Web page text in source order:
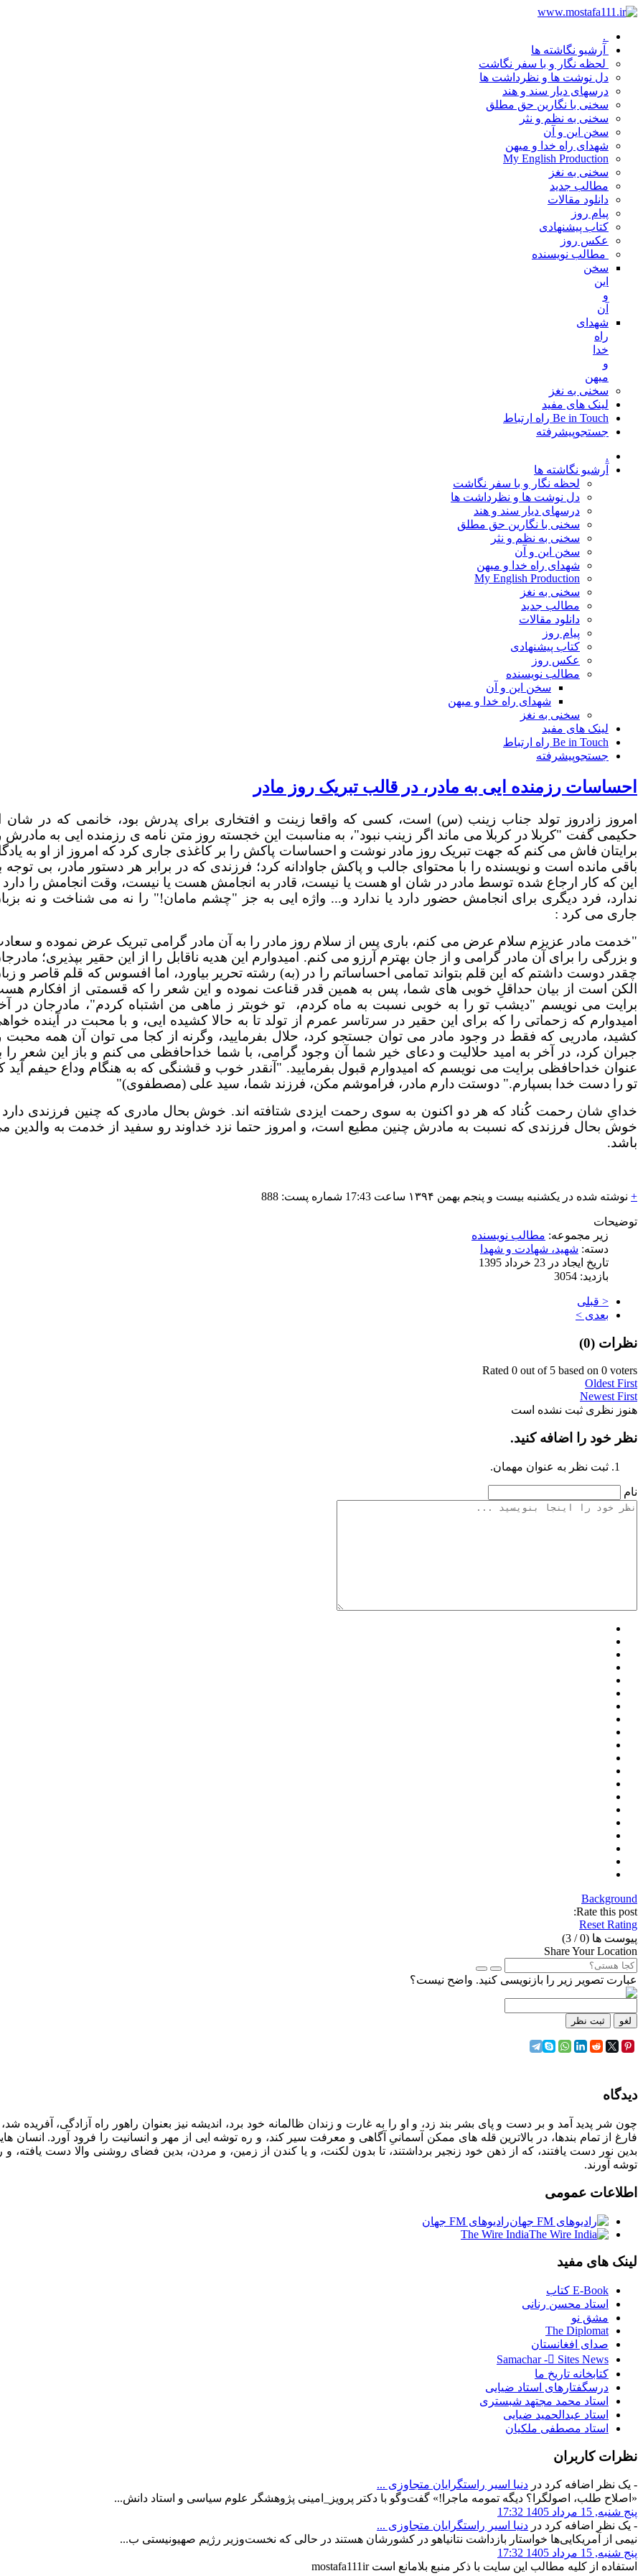
.
آرشیو نگاشته ها
لحظه نگار و با سفر نگاشت
دل نوشت ها و نظرداشت ها
درسهای دیار سند و هند
سخنی با نگارین حق مطلق
سخنی به نظم و نثر
سخن این و آن
شهدای راه خدا و میهن
My English Production
سخنی به نغز
مطالب جدید
دانلود مقالات
پیام روز
کتاب پیشنهادی
عکس روز
مطالب نویسنده
سخن
این
و
آن
شهدای
راه
خدا
و
میهن
سخنی به نغز
لینک های مفید
Be in Touch راه ارتباط
جستجوپیشرفته
.
آرشیو نگاشته ها
لحظه نگار و با سفر نگاشت
دل نوشت ها و نظرداشت ها
درسهای دیار سند و هند
سخنی با نگارین حق مطلق
سخنی به نظم و نثر
سخن این و آن
شهدای راه خدا و میهن
My English Production
سخنی به نغز
مطالب جدید
دانلود مقالات
پیام روز
کتاب پیشنهادی
عکس روز
مطالب نویسنده
سخن این و آن
شهدای راه خدا و میهن
سخنی به نغز
لینک های مفید
Be in Touch راه ارتباط
جستجوپیشرفته
احساسات رزمنده ایی به مادر، در قالب تبریک روز مادر
امروز زادروز تولد جناب زینب (س) است، کسی که واقعا زینت و افتخاری برای پدرش بود، خانمی که در شان
حکیمی گفت "کربلا در کربلا می ماند اگر زینب نبود"، به مناسبت این خجسته روز متن نامه ی رزمنده ایی به مادرش
برایتان فاش می کنم که جهت تبریک روز مادر نوشت و احساسات پاکش را بر کاغذی جاری کرد که امروز از او به
باقی مانده است و نویسنده را با محتوای جالب و پاکش جاوادانه کرد؛ فرزندی که در برابر هر دستور مادر، بی توجه
این که کار ارجاع شده توسط مادر در شان او هست یا نیست، قادر به انجامش هست یا نیست، وقت انجامش را دارد
ندارد، فرد دیگری برای انجامش حضور دارد یا ندارد و... واژه ایی به جز "چشم مامان!" را نه می شناخت و نه
جاری می کرد :
"خدمت مادر عزیزم سلام عرض می کنم، باری پس از سلام روز مادر را به آن مادر گرامی تبریک عرض نموده و
و بزرگی را برای آن مادر گرامی و از جان بهترم آرزو می کنم. امیدوارم این هدیه ناقابل را از این حقیر بپذیری؛
چقدر دوست داشتم که این قلم بتواند تمامی احساساتم را در (به) رشته تحریر بیاورد، اما افسوس که قلم قاصر و
الکن است از بیان حداقلِ خوبی های شما، پس به همین قدر قناعت نموده و این شعر را که قسمتی از افکارم
برایت می نویسم "دیشب تو را به خوبی نسبت به ماه کردم،
تو خوبتر ز ماهی من اشتباه کردم"، مادرجان در
امیدوارم که زحماتی را که برای این حقیر در سرتاسر عمرم از تولد تا به حالا کشیده ایی، و با محبت در آینده
کشید، مادریی که فقط در وجود مادر می توان جستجو کرد، حلال بفرمایید، وگرنه از کجا می توان آن همه محبت
جبران کرد، در آخر به امید حلالیت و دعای خیر شما آن وجود گرامی، با شما خداحافظی می کنم و باز این شعر را
عنوان خداحافظی برایت می نویسم که امیدوارم قبول بفرمایید. "آنقدر خوب و قشنگی که به هنگام وداع حیفم آید
تو را دست خدا بسپارم." دوستت دارم مادر، فراموشم مکن، فرزند شما، سید علی (مصطفوی)"
خدایِ شان رحمت کُناد که هر دو اکنون به سوی رحمت ایزدی شتافته اند. خوش بحال مادری که چنین فرزندی دارد
خوش بحال فرزندی که نسبت به مادرش چنین مطیع است، و امروز حتما نزد خداوند رو سفید از خدمت به والدین
باشد.
+ نوشته شده در یکشنبه بیست و پنجم بهمن ۱۳۹۴ ساعت 17:43 شماره پست: 888
توضیحات
زیر مجموعه: مطالب نویسنده
دسته: شهید، شهادت و شهدا
تاریخ ایجاد در 23 خرداد 1395
بازدید: 3054
< قبلی
بعدی >
نظرات (0
)
Rated 0 out of 5 based on 0 voters
Oldest First
Newest First
هنوز نظری ثبت نشده است
نظر خود را اضافه کنید.
ثبت نظر به عنوان مهمان.
نام
Background
Rate this post:
Reset Rating
پیوست ها (0
/ 3)
Share Your Location
عبارت تصویر زیر را بازنویسی کنید. واضح نیست؟
لغو ثبت نظر
دیدگاه
چون شر پدید آمد و بر دست و پای بشر بند زد، و او را به غارت و زندان ظالمانه خود برد، اندیشه نیز بعنوان راهور راه آزادگی، آفریده شد،
فارغ از تمام بندها، در بالاترین قله های ممکن آسمانیِ آگاهی و معرفت سیر کند، و ره توشه ایی از مهر و انسانیت را فرود آورد. انسان
بدین نور دست یافتند، که از ذهن خود زنجیر برداشتند، تا بدون لکنت، و یا کندن از زمین، و مردن، بدین فضای روشنی والا دست یافته، و
توشه آورند.
اطلاعات عمومی
رادیوهای FM جهان
The Wire India
لینک های مفید
E-Book کتاب
استاد محسن رنانی
مشق نو
The Diplomat
صدای افغانستان
Samachar - ُSites News
کتابخانه تاریخ ما
درسگفتارهای استاد ضیایی
استاد محمد مجتهد شبستری
استاد عبدالحمید ضیایی
استاد مصطفی ملکیان
نظرات کاربران
- یک نظر اضافه کرد در دنیا اسیر راستگرایان متجاوزی‌ ...
«اصلاح طلب، اصولگرا؟ دیگه تمومه ماجرا!» گفت‌وگو با دکتر پرویز_امینی پژوهشگر علوم سیاسی و استاد دانش...
پنج شنبه, 15 مرداد 1405 17:32
- یک نظر اضافه کرد در دنیا اسیر راستگرایان متجاوزی‌ ...
نیمی از آمریکایی‌ها خواستار بازداشت نتانیاهو در کشورشان هستند ️در حالی که نخست‌وزیر رژیم صهیونیستی ب...
پنج شنبه, 15 مرداد 1405 17:32
استفاده از کلیه مطالب این سایت با ذکر منبع بلامانع استmostafa111ir